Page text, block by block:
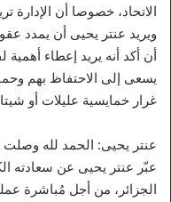
الاتحاد، خصوصا أن الإدارة
ويريد عنتر يحيى أن يمدد
أن أكد أنه يريد إعطاء
يسعى إلى الاحتفاظ بهم
غرار خمايسية عليلات أو
عنتر يحيى: الحمد لله
عبّر عنتر يحيى عن سعادته
الجزائر، من أجل مُباشرة